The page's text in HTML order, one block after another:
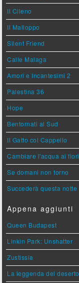
Il Cileno
Il Malloppo
Silent Friend
Calle Malaga
Amori e Incantesimi 2
Palestina 36
Hope
Bentornati al Sud
Il Gatto col Cappello
Cambiare l'acqua ai fiori
Se domani non torno
Succederà questa notte
Appena aggiunti
Queen Budapest
Linkin Park: Unshatter
Zustissia
La leggenda del deserto